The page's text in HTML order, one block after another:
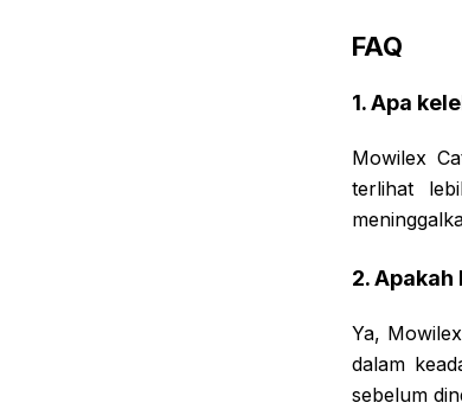
FAQ
1. Apa
Mowilex
terlihat
2.
Ya,
dalam
sebelum